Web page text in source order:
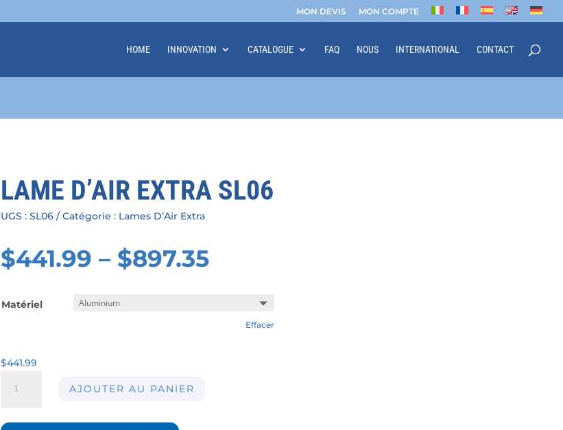
MON DEVIS MON COMPTE
HOME INNOVATION CATALOGUE FAQ NOUS INTERNATIONAL CONTACT
LAME D’AIR EXTRA SL06
UGS : SL06 Catégorie : Lames D’Air Extra
$441.99 – $897.35
Matériel
Effacer
$441.99
d'air
AJOUTER AU PANIER